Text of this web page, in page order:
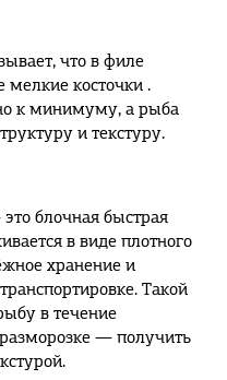
что в филе
мелкие косточки .
к минимуму, а рыба
и текстуру.
блочная быстрая
в виде плотного
хранение и
Такой
в течение
— получить